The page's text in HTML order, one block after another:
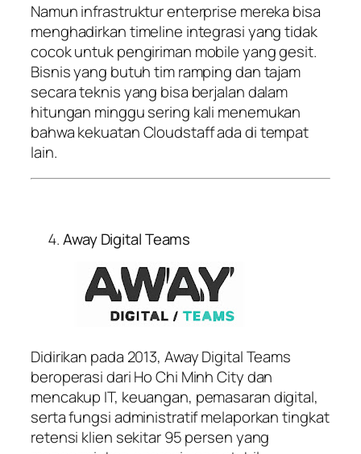
Namun infrastruktur enterprise mereka bisa
menghadirkan timeline integrasi yang tidak
cocok untuk pengiriman mobile yang gesit.
Bisnis yang butuh tim ramping dan tajam
secara teknis yang bisa berjalan dalam
hitungan minggu sering kali menemukan
bahwa kekuatan Cloudstaff ada di tempat
lain.
Away Digital Teams
Didirikan pada 2013, Away Digital Teams
beroperasi dari Ho Chi Minh City dan
mencakup IT, keuangan, pemasaran digital,
serta fungsi administratif melaporkan tingkat
retensi klien sekitar 95 persen yang